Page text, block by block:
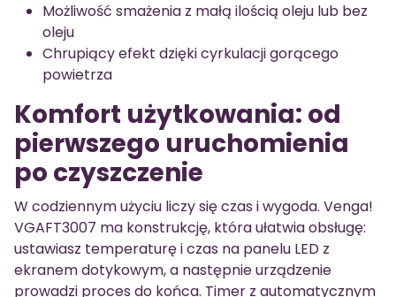
Możliwość smażenia z małą ilością oleju lub bez
oleju
Chrupiący efekt dzięki cyrkulacji gorącego
powietrza
Komfort użytkowania: od
pierwszego uruchomienia
po czyszczenie
W codziennym użyciu liczy się czas i wygoda. Venga!
VGAFT3007 ma konstrukcję, która ułatwia obsługę:
ustawiasz temperaturę i czas na panelu LED z
ekranem dotykowym, a następnie urządzenie
prowadzi proces do końca. Timer z automatycznym